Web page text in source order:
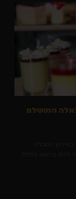
המושלם